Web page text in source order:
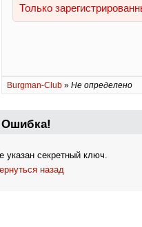
Burgman-Club » Не определено
Ошибка!
указан секретный ключ.
назад